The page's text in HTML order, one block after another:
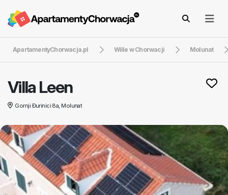
ApartamentyChorwacja.pl Wille w Chorwacji Molunat
Villa Leen
Gornji Đurinici 8a, Molunat